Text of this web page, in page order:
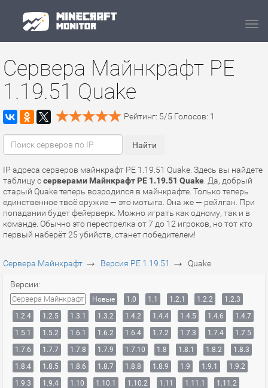
Сервера Майнкрафт PE
1.19.51 Quake
Рейтинг: 5/5 Голосов: 1
IP адреса серверов майнкрафт PE 1.19.51 Quake. Здесь вы найдете
таблицу ссерверами Майнкрафт PE 1.19.51 Quake . Да, добрый
старый Quake теперь возродился в майнкрафте. Только теперь
единственное твоё оружие — это мотыга. Она же — рейлган. При
попадании будет фейерверк. Можно играть как одному, так и в
команде. Обычно это перестрелка от 7 до 12 игроков, но тот кто
первый наберёт 25 убийств, станет победителем!
Сервера Майнкрафт → Версия PE 1.19.51 → Quake
Версии:
Сервера Майнкрафт Новые 1.0 1.1 1.2.1 1.2.2
1.2.3
1.2.4
1.2.5 1.3.1 1.3.2 1.4.2 1.4.4 1.4.5 1.4.6
1.4.7
1.5.1
1.5.2 1.6.1 1.6.2 1.6.4 1.7.2 1.7.3 1.7.4
1.7.5
1.7.6
1.7.7 1.7.8 1.7.9 1.7.10 1.8 1.8.1 1.8.2
1.8.3
1.8.4
1.8.5 1.8.6 1.8.7 1.8.8 1.8.9 1.9 1.9.1
1.9.2
1.9.3
1.9.4 1.10 1.10.1 1.10.2 1.11 1.11.1
1.11.2